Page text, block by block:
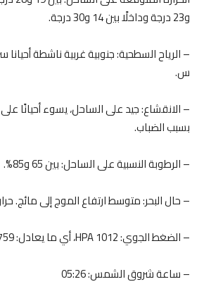
و23 درجة وداخلًا بين 14 و30 درجة.
س.
– الانقشاع: جيد على الساحل، يسوء أحيانًا
بسبب الضباب.
– الرطوبة النسبية على الساحل: بين 65 و85%.
– حال البحر: متوسط ارتفاع الموج إلى مائج. حرارة سطح الماء: 24°م.
– الضغط الجوي: 1012 HPA، أي ما يعادل: 759 ملم زئبق.
– ساعة شروق الشمس: 05:26